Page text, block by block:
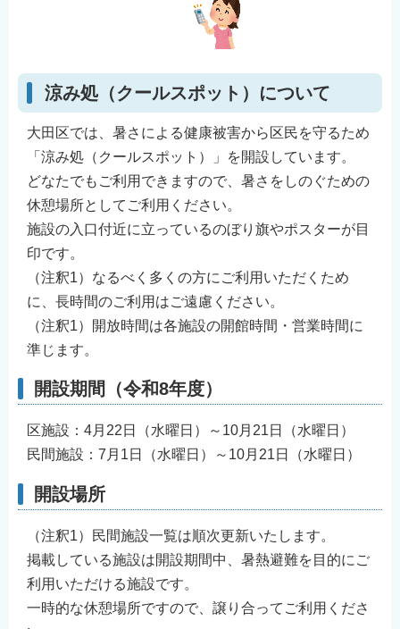
涼み処（クールスポット）について
大田区では、暑さによる健康被害から区民を守るため
「涼み処（クールスポット）」を開設しています。
どなたでもご利用できますので、暑さをしのぐための
休憩場所としてご利用ください。
施設の入口付近に立っているのぼり旗やポスターが目
印です。
（注釈1）なるべく多くの方にご利用いただくため
に、長時間のご利用はご遠慮ください。
（注釈1）開放時間は各施設の開館時間・営業時間に
準じます。
開設期間（令和8年度）
区施設：4月22日（水曜日）～10月21日（水曜日）
民間施設：7月1日（水曜日）～10月21日（水曜日）
開設場所
（注釈1）民間施設一覧は順次更新いたします。
掲載している施設は開設期間中、暑熱避難を目的にご
利用いただける施設です。
一時的な休憩場所ですので、譲り合ってご利用くださ